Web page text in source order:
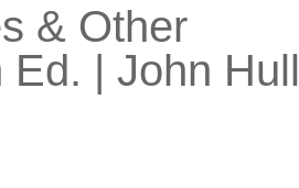
& Other
Ed. | John Hull